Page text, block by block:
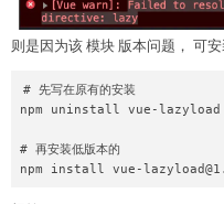
则是因为该 模块 版本问题， 可
# 先写在原有的安装
npm uninstall vue-
# 再安装低版本的
npm install vue-